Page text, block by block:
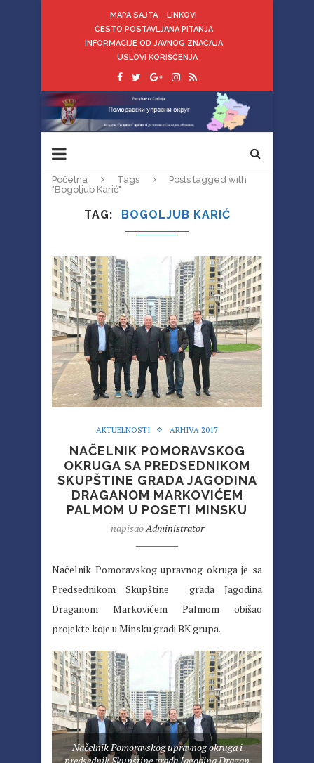
MAPA SAJTA
LINKOVI
ČESTO POSTAVLJANA PITANJA
INFORMACIJE OD JAVNOG ZNAČAJA
USLOVI KORIŠĆENJA
Početna Tags
Posts tagged with
"Bogoljub Karić"
TAG BOGOLJUB KARIĆ
AKTUELNOSTI ARHIVA 2017
NAČELNIK POMORAVSKOG
OKRUGA SA PREDSEDNIKOM
SKUPŠTINE GRADA JAGODINA
DRAGANOM MARKOVIĆEM
PALMOM U POSETI MINSKU
napisaoAdministrator
Načelnik Pomoravskog upravnog okruga je sa
Predsednikom Skupštine grada Jagodina
Draganom Markovićem Palmom obišao
projekte koje u Minsku gradi BK grupa.
Načelnik Pomoravskog upravnog okruga i